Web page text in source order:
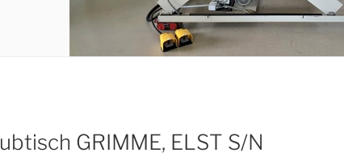
GRIMME, ELST S/N